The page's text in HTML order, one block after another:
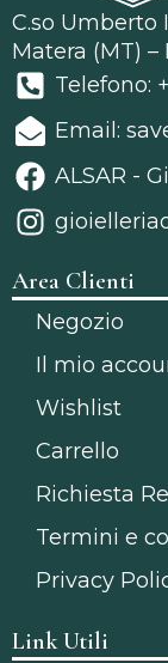
C.so Umberto
Matera (MT) –
Telefono:
Email:
ALSAR -
Area Clienti
Negozio
Il mio
Wishlist
Carrello
Richiesta
Termini e
Privacy
Link Utili